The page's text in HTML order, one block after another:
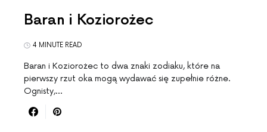
Baran i Koziorożec
4 MINUTE READ
Baran i Koziorożec to dwa znaki zodiaku, które na
pierwszy rzut oka mogą wydawać się zupełnie różne.
Ognisty,…